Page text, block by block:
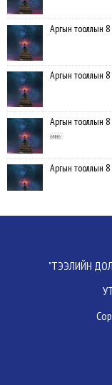
Аргын тооллын
Аргын тооллын 8
Аргын тооллын 8
өмнө
Аргын тооллын 8
Аргын тооллын
ХОВД АЙМАГ:08-р
урьдчилсан
"ТЭЭЛИЙН